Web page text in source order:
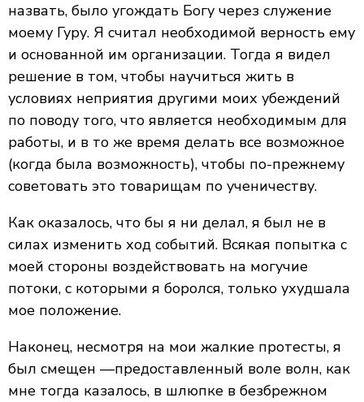
назвать, было угождать Богу через служение
моему Гуру. Я считал необходимой верность ему
и основанной им организации. Тогда я видел
решение в том, чтобы научиться жить в
условиях неприятия другими моих убеждений
по поводу того, что является необходимым для
работы, и в то же время делать все возможное
(когда была возможность), чтобы по-прежнему
советовать это товарищам по ученичеству.
Как оказалось, что бы я ни делал, я был не в
силах изменить ход событий. Всякая попытка с
моей стороны воздействовать на могучие
потоки, с которыми я боролся, только ухудшала
мое положение.
Наконец, несмотря на мои жалкие протесты, я
был смещен —предоставленный воле волн, как
мне тогда казалось, в шлюпке в безбрежном